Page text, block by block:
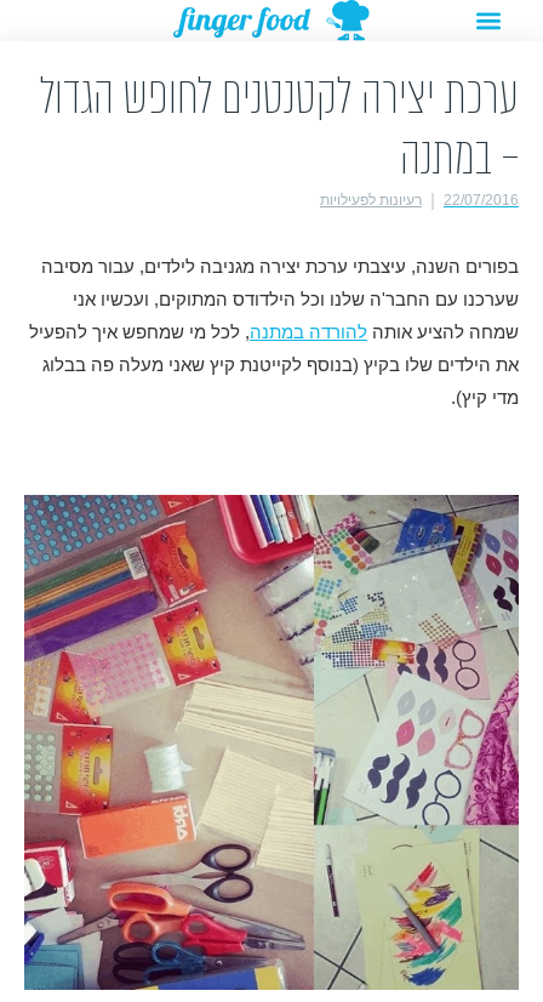
תפריט
ערכת יצירה לקטנטנים לחופש הגדול
– במתנה
22/07/2016 רעיונות לפעילויות
בפורים השנה, עיצבתי ערכת יצירה מגניבה לילדים, עבור מסיבה
שערכנו עם החבר'ה שלנו וכל הילדודס המתוקים, ועכשיו אני
שמחה להציע אותה להורדה במתנה, לכל מי שמחפש איך להפעיל
את הילדים שלו בקיץ (בנוסף לקייטנת קיץ שאני מעלה פה בבלוג
מדי קיץ).